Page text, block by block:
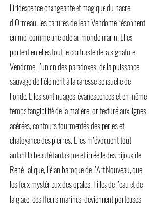
l’iridescence changeante et magique du nacre
d’Ormeau, les parures de Jean Vendome résonnent
en moi comme une ode au monde marin. Elles
portent en elles tout le contraste de la signature
Vendome, l’union des paradoxes, de la puissance
sauvage de l’élément à la caresse sensuelle de
l’onde. Elles sont nuages, évanescences et en même
temps tangibilité de la matière, or texturé aux lignes
acérées, contours tourmentés des perles et
chatoyance des pierres. Elles m’évoquent tout
autant la beauté fantasque et irréelle des bijoux de
René Lalique, l’élan baroque de l’Art Nouveau, que
les feux mystérieux des opales. Filles de l’eau et de
la glace, ces fleurs marines, deviennent porteuses